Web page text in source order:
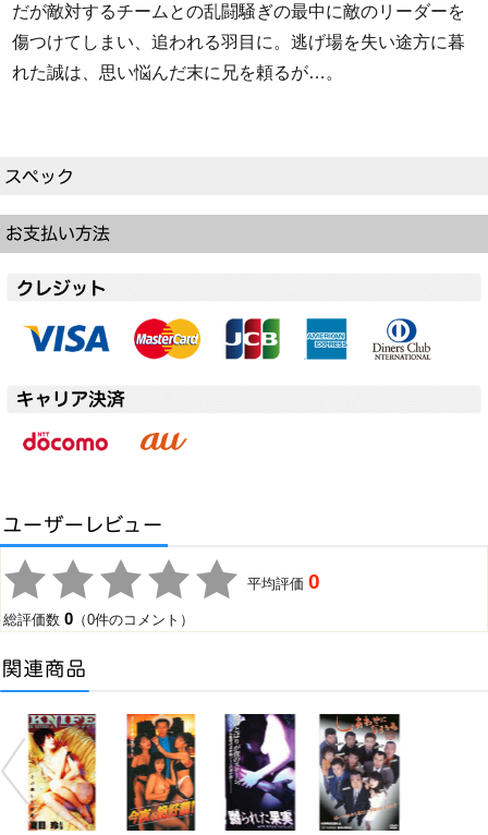
だが敵対するチームとの乱闘騒ぎの最中に敵のリーダーを
傷つけてしまい、追われる羽目に。逃げ場を失い途方に暮
れた誠は、思い悩んだ末に兄を頼るが…。
平均評価0
総評価数0 （0件のコメント）